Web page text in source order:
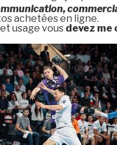
achetées en ligne.
usage vous devez me